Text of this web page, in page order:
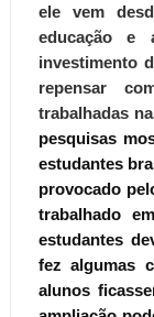
ele vem
educação e
investimento
repensar
trabalhadas
pesquisas
estudantes
provocado
trabalhado
estudantes
fez algumas
alunos